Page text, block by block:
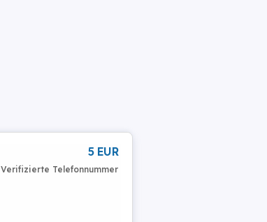
5 EUR
Verifizierte Telefonnummer